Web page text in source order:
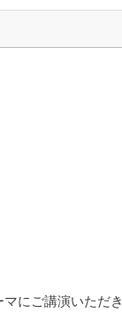
にご講演いただき